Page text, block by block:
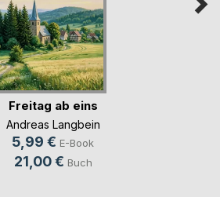
Freitag ab eins
Andreas Langbein
5,99 € E-Book
21,00 € Buch